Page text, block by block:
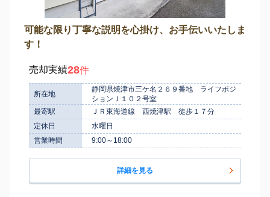
可能な限り丁寧な説明を心掛け、お手伝いいたしま
す！
売却実績28件
所在地
静岡県焼津市三ケ名２６９番地 ライフポジ
ションＪ１０２号室
最寄駅
ＪＲ東海道線 西焼津駅 徒歩１７分
定休日
水曜日
営業時間
9:00～18:00
詳細を見る